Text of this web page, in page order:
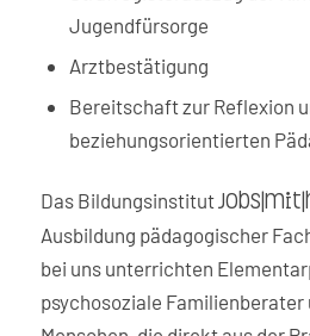
Jugendfürsorge
Arztbestätigung
Bereitschaft zur Reflexion
beziehungsorientierten
Das Bildungsinstitut
Ausbildung pädagogischer
bei uns unterrichten
psychosoziale Familienberater